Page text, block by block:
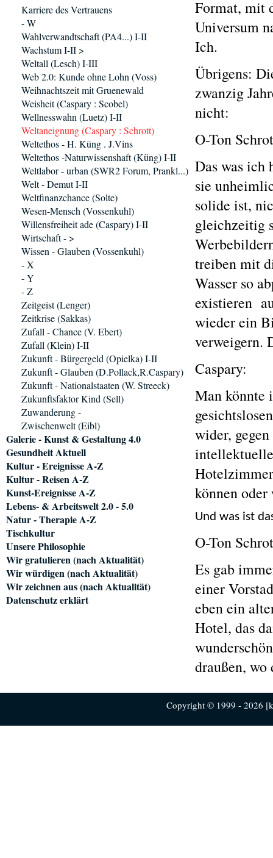
Format, mit
Universum
Ich.
Übrigens:
zwanzig
nicht:
O-Ton
Das was ich
sie
solide ist,
gleichzeitig
treiben mit
Wasser so
existieren
wieder ein
verweigern.
Caspary:
Man könnte
wider,
können
Und was ist
O-Ton
Es gab
einer
eben ein
Hotel, das
draußen,
Karriere des Vertrauens
- W
Wahlverwandtschaft (PA4...) I-II
Wachstum I-II >
Weltall (Lesch) I-III
Web 2.0: Kunde ohne Lohn (Voss)
Weihnachtszeit mit Gruenewald
Weisheit (Caspary : Scobel)
Wellnesswahn (Luetz) I-II
Weltaneignung (Caspary : Schrott)
Weltethos - H. Küng . J.Vins
Weltethos -Naturwissenshaft (Küng) I-II
Weltlabor - urban (SWR2 Forum, Prankl...)
Welt - Demut I-II
Weltfinanzchance (Solte)
Wesen-Mensch (Vossenkuhl)
Willensfreiheit ade (Caspary) I-II
Wirtschaft - >
Wissen - Glauben (Vossenkuhl)
- X
- Y
- Z
Zeitgeist (Lenger)
Zeitkrise (Sakkas)
Zufall - Chance (V. Ebert)
Zufall (Klein) I-II
Zukunft - Bürgergeld (Opielka) I-II
Zukunft - Glauben (D.Pollack,R.Caspary)
Zukunft - Nationalstaaten (W. Streeck)
Zukunftsfaktor Kind (Sell)
Zuwanderung -
Zwischenwelt (Eibl)
Galerie - Kunst & Gestaltung 4.0
Gesundheit Aktuell
Kultur - Ereignisse A-Z
Kultur - Reisen A-Z
Kunst-Ereignisse A-Z
Lebens- & Arbeitswelt 2.0 - 5.0
Natur - Therapie A-Z
Tischkultur
Unsere Philosophie
Wir gratulieren (nach Aktualität)
Wir würdigen (nach Aktualität)
Wir zeichnen aus (nach Aktualität)
Datenschutz erklärt
Copyright © 1999 - 2026